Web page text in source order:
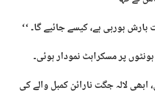
بارش ہورہی ہے، کیسے جائیے گا۔ ‘‘
پر مسکراہٹ نمودار ہوئی۔
ابھی لالہ جگت نارائن کمبل والے کی